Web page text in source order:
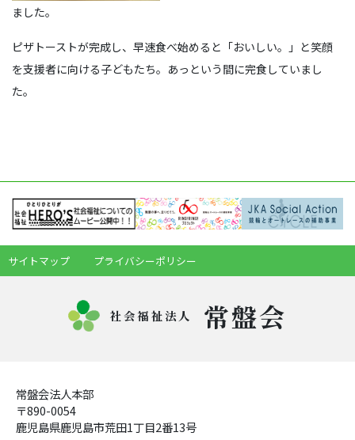
ました。
ピザトーストが完成し、早速食べ始めると「おいしい。」と笑顔
を支援者に向ける子どもたち。あっという間に完食していまし
た。
サイトマップ プライバシーポリシー
社会福祉法人 常盤会
常盤会法人本部
〒890-0054
鹿児島県鹿児島市荒田1丁目2番13号